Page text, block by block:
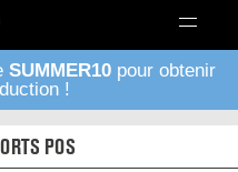
SUMMER10 pour obtenir
!
POS